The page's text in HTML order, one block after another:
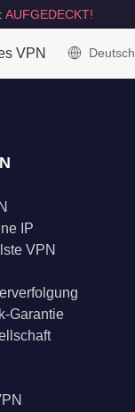
AUFGEDECKT!
VPN Deutsch
IP
VPN
Garantie